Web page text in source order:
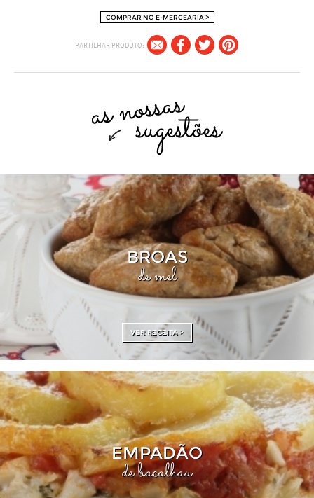
COMPRAR NO E-MERCEARIA >
PARTILHAR PRODUTO:
BROAS
de mel
VER RECEITA >
EMPADÃO
de bacalhau